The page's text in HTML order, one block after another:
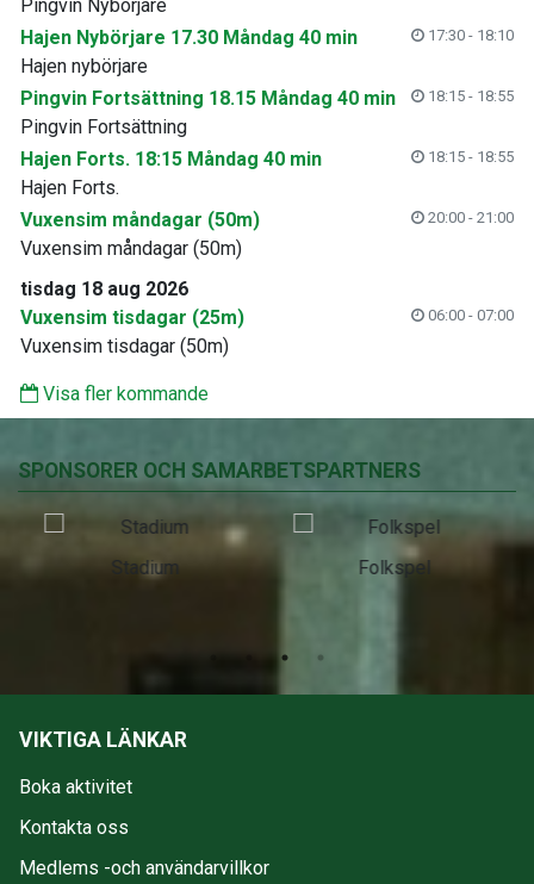
Pingvin Nybörjare
Hajen Nybörjare 17.30 Måndag 40 min
17:30 - 18:10
Hajen nybörjare
Pingvin Fortsättning 18.15 Måndag 40 min
18:15 - 18:55
Pingvin Fortsättning
Hajen Forts. 18:15 Måndag 40 min
18:15 - 18:55
Hajen Forts.
Vuxensim måndagar (50m)
20:00 - 21:00
Vuxensim måndagar (50m)
tisdag 18 aug 2026
Vuxensim tisdagar (25m)
06:00 - 07:00
Vuxensim tisdagar (50m)
Visa fler kommande
SPONSORER OCH SAMARBETSPARTNERS
Stadium Folkspel
VIKTIGA LÄNKAR
Boka aktivitet
Kontakta oss
Medlems -och användarvillkor